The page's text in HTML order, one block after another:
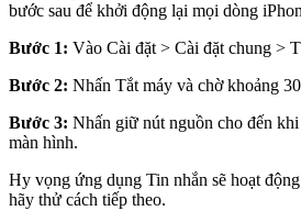
bước sau để khởi động lại mọi dòng
Bước 1: Vào Cài đặt > Cài đặt chung >
Bước 2: Nhấn Tắt máy và chờ khoảng
Bước 3: Nhấn giữ nút nguồn cho đến
màn hình.
Hy vọng ứng dụng Tin nhắn sẽ hoạt
hãy thử cách tiếp theo.